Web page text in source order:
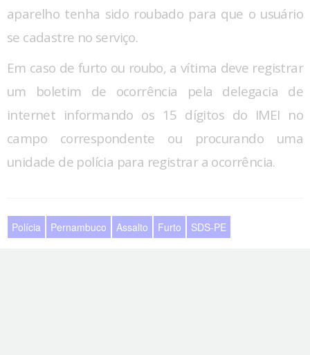
aparelho tenha sido roubado para que o usuário
se cadastre no serviço.
Em caso de furto ou roubo, a vítima deve registrar
um boletim de ocorrência pela delegacia de
internet informando os 15 dígitos do IMEI no
campo correspondente ou procurando uma
unidade de polícia para registrar a ocorrência.
Polícia Pernambuco Assalto Furto SDS-PE